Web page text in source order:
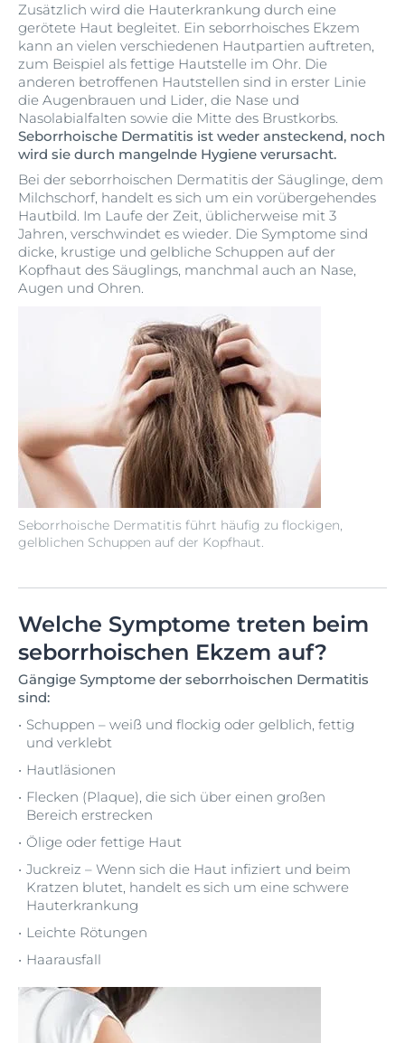
Seborrhoische Dermatitis führt häufig zu flockigen,
gelblichen Schuppen auf der Kopfhaut.
Zusätzlich wird die Hauterkrankung durch eine
gerötete Haut begleitet. Ein seborrhoisches Ekzem
kann an vielen verschiedenen Hautpartien auftreten,
zum Beispiel als fettige Hautstelle im Ohr. Die
anderen betroffenen Hautstellen sind in erster Linie
die Augenbrauen und Lider, die Nase und
Nasolabialfalten sowie die Mitte des Brustkorbs.
Seborrhoische Dermatitis ist weder ansteckend, noch
wird sie durch mangelnde Hygiene verursacht.
Bei der seborrhoischen Dermatitis der Säuglinge, dem
Milchschorf, handelt es sich um ein vorübergehendes
Hautbild. Im Laufe der Zeit, üblicherweise mit 3
Jahren, verschwindet es wieder. Die Symptome sind
dicke, krustige und gelbliche Schuppen auf der
Kopfhaut des Säuglings, manchmal auch an Nase,
Augen und Ohren.
Welche Symptome treten beim
seborrhoischen Ekzem auf?
Gängige Symptome der seborrhoischen Dermatitis
sind:
Schuppen – weiß und flockig oder gelblich, fettig
und verklebt
Hautläsionen
Flecken (Plaque), die sich über einen großen
Bereich erstrecken
Ölige oder fettige Haut
Juckreiz – Wenn sich die Haut infiziert und beim
Kratzen blutet, handelt es sich um eine schwere
Hauterkrankung
Leichte Rötungen
Haarausfall